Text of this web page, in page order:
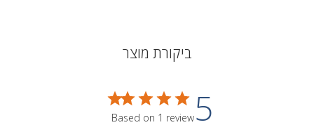
ביקורת מוצר
5
Based on 1 review